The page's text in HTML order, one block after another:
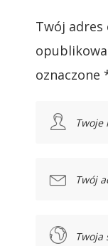
Twój adres
oznaczone